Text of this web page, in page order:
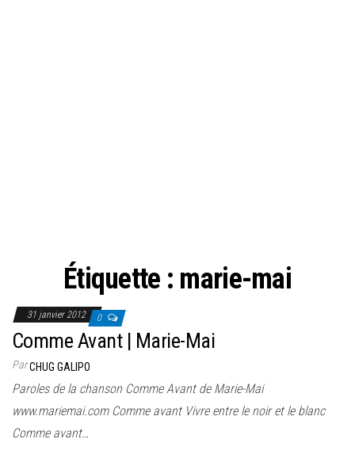
Étiquette : marie-mai
31 janvier 2012 0
Comme Avant | Marie-Mai
ParCHUG GALIPO
Paroles de la chanson Comme Avant de Marie-Mai
www.mariemai.com Comme avant Vivre entre le noir et le blanc
Comme avant…